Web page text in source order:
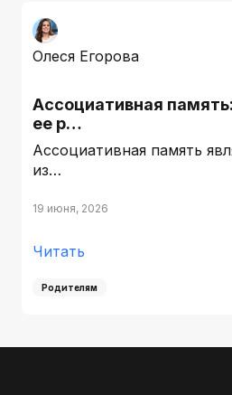
Олеся Егорова
Ассоциативная
ее р…
Ассоциативная память
из…
19 июня, 2026
Читать
Родителям